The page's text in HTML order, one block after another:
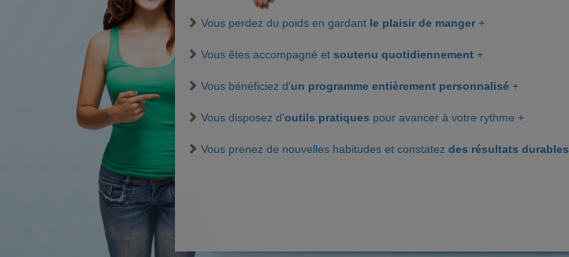
Vous perdez du poids en gardant le plaisir de manger +
Vous êtes accompagné et soutenu quotidiennement +
Vous bénéficiez d'un programme entièrement personnalisé +
Vous disposez d'outils pratiques pour avancer à votre rythme +
Vous prenez de nouvelles habitudes et constatez des résultats durables